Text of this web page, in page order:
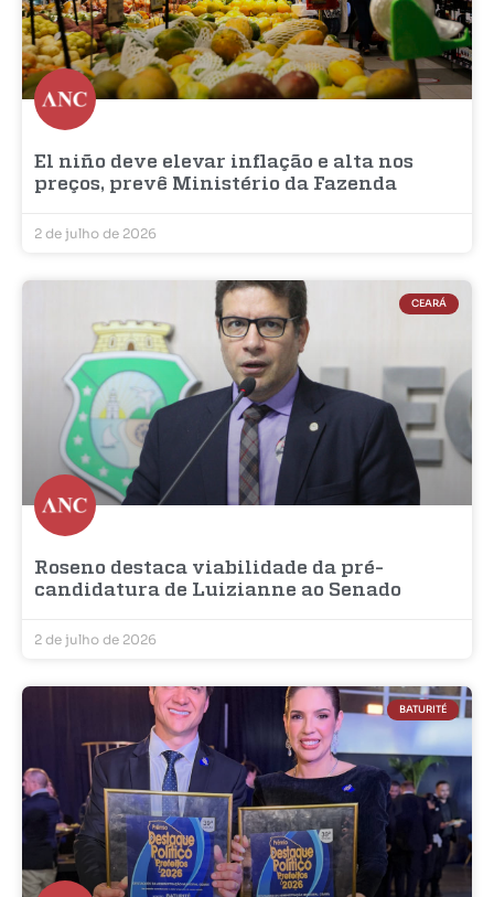
El niño deve elevar inflação e alta nos
preços, prevê Ministério da Fazenda
2 de julho de 2026
CEARÁ
Roseno destaca viabilidade da pré-
candidatura de Luizianne ao Senado
2 de julho de 2026
BATURITÉ